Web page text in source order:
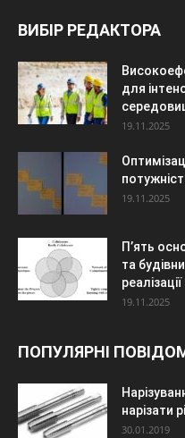
ВИБІР РЕДАКТОРА
для
19.11.2025
19.11.2025
П’ять
та
19.11.2025
ПОПУЛЯРНІ
нарізати
30.01.2019